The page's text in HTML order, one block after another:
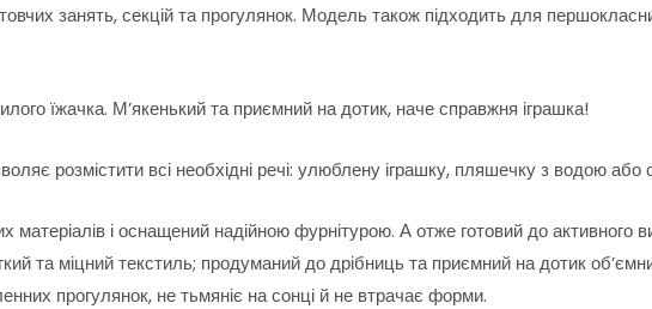
занять, секцій та прогулянок. Модель також підходить для
їжачка. М’якенький та приємний на дотик, наче справжня іграшка!
розмістити всі необхідні речі: улюблену іграшку, пляшечку з водою або
матеріалів і оснащений надійною фурнітурою. А отже готовий до
та міцний текстиль; продуманий до дрібниць та приємний на дотик
прогулянок, не тьмяніє на сонці й не втрачає форми.